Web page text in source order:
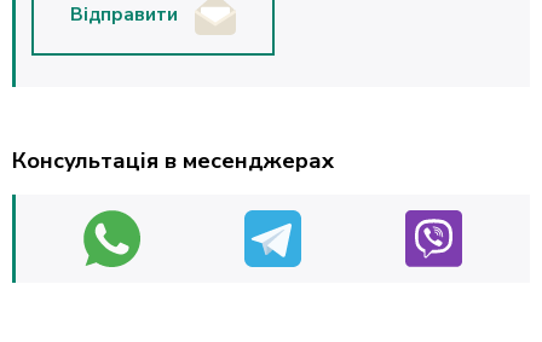
Відправити
Консультація в месенджерах